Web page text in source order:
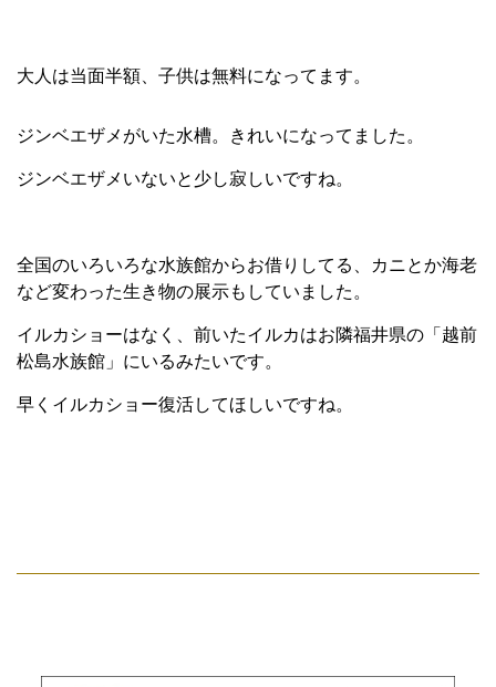
大人は当面半額、子供は無料になってます。
ジンベエザメがいた水槽。きれいになってました。
ジンベエザメいないと少し寂しいですね。
全国のいろいろな水族館からお借りしてる、カニとか海老
など変わった生き物の展示もしていました。
イルカショーはなく、前いたイルカはお隣福井県の「越前
松島水族館」にいるみたいです。
早くイルカショー復活してほしいですね。